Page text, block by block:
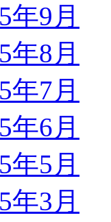
年9月
年8月
年7月
年6月
年5月
年3月